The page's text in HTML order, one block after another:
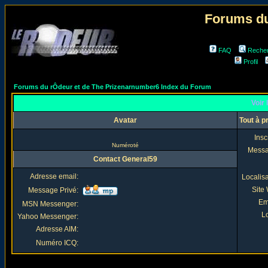
Forums
FAQ
Profil
Forums du rÔdeur et de The Prizenarnumber6 Index du Forum
Voir
Avatar Tout à
Numéroté
Site
Contact General59
Adresse email:
Message Privé:
MSN Messenger:
Yahoo Messenger:
Adresse AIM:
Numéro ICQ: